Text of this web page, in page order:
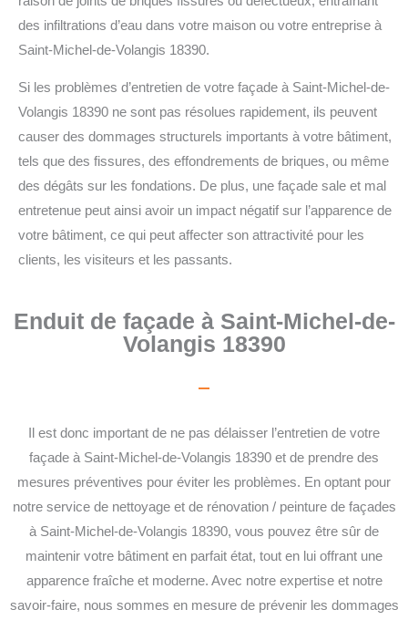
des infiltrations d’eau dans votre maison ou votre entreprise à
Saint-Michel-de-Volangis 18390.
Si les problèmes d’entretien de votre façade à Saint-Michel-de-
Volangis 18390 ne sont pas résolues rapidement, ils peuvent
causer des dommages structurels importants à votre bâtiment,
tels que des fissures, des effondrements de briques, ou même
des dégâts sur les fondations. De plus, une façade sale et mal
entretenue peut ainsi avoir un impact négatif sur l’apparence de
votre bâtiment, ce qui peut affecter son attractivité pour les
clients, les visiteurs et les passants.
Enduit de façade à Saint-Michel-de-
Volangis 18390
Il est donc important de ne pas délaisser l’entretien de votre
façade à Saint-Michel-de-Volangis 18390 et de prendre des
mesures préventives pour éviter les problèmes. En optant pour
notre service de nettoyage et de rénovation / peinture de façades
à Saint-Michel-de-Volangis 18390, vous pouvez être sûr de
maintenir votre bâtiment en parfait état, tout en lui offrant une
apparence fraîche et moderne. Avec notre expertise et notre
savoir-faire, nous sommes en mesure de prévenir les dommages